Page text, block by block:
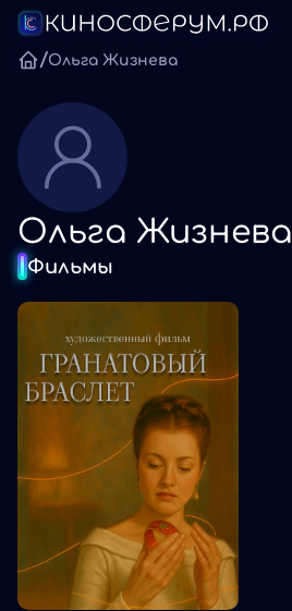
/Ольга Жизнева
Ольга Жизнева
Фильмы